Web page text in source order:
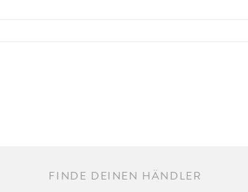
FINDE DEINEN HÄNDLER